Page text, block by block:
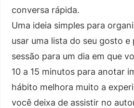
conversa rápida.
Uma ideia simples para
usar uma lista do seu gosto e
sessão para um dia em que
10 a 15 minutos para anotar
hábito melhora muito a
você deixa de assistir no